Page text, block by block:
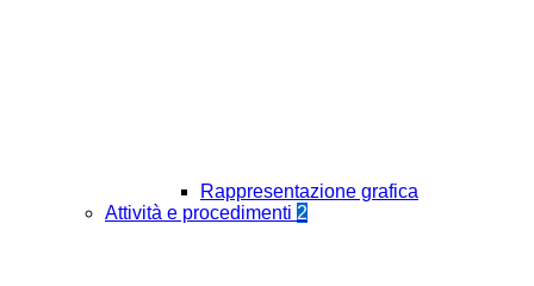
Rappresentazione grafica
Attività e procedimenti 2